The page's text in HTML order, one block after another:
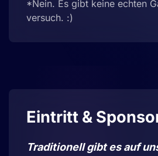
*Nein. Es gibt keine echten
versuch. :)
Eintritt &
Traditionell gibt es auf